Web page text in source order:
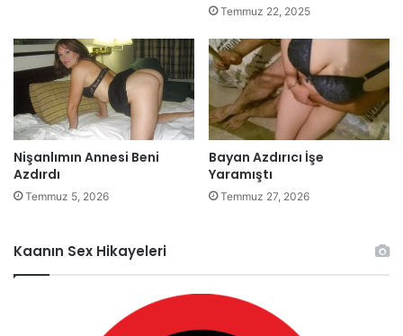
Temmuz 22, 2025
Nişanlımın Annesi Beni
Azdırdı
Temmuz 5, 2026
Bayan Azdırıcı İşe
Yaramıştı
Temmuz 27, 2026
Kaanın Sex Hikayeleri